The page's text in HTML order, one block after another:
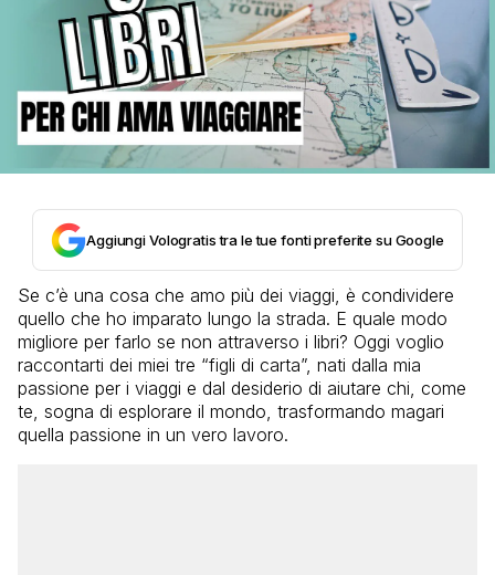
Aggiungi Vologratis tra le tue fonti preferite su Google
Se c’è una cosa che amo più dei viaggi, è condividere
quello che ho imparato lungo la strada. E quale modo
migliore per farlo se non attraverso i libri? Oggi voglio
raccontarti dei miei tre “figli di carta”, nati dalla mia
passione per i viaggi e dal desiderio di aiutare chi, come
te, sogna di esplorare il mondo, trasformando magari
quella passione in un vero lavoro.